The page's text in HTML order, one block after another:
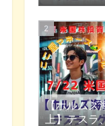
【ホルムズ
上】テスラ